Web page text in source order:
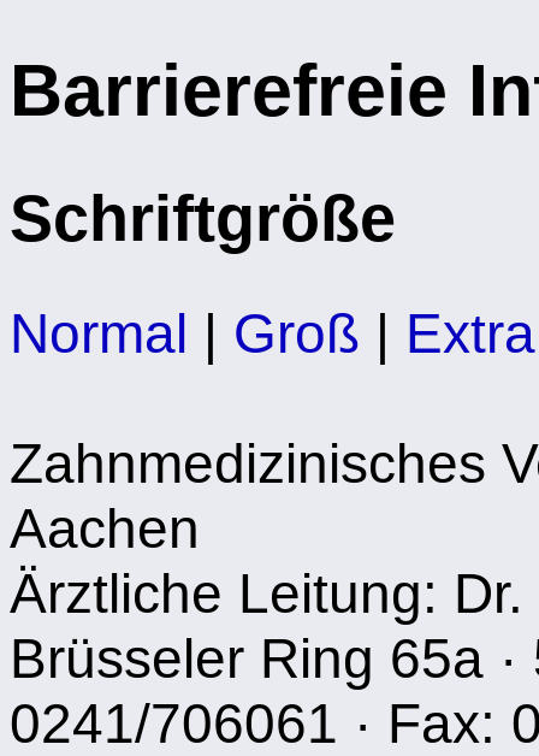
Barrierefreie
Schriftgröße
Normal | Groß |
Zahnmedizinisches
Aachen
Ärztliche Leitung:
Brüsseler Ring 65a
0241/706061 · Fax: